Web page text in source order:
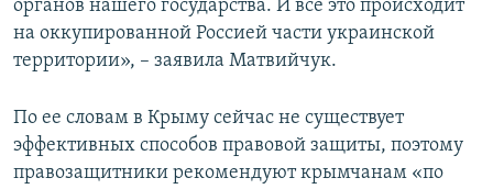
органов нашего государства. И все это происходит
на оккупированной Россией части украинской
территории», – заявила Матвийчук.
По ее словам в Крыму сейчас не существует
эффективных способов правовой защиты, поэтому
правозащитники рекомендуют крымчанам «по